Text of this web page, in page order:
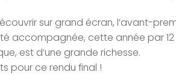
sur grand écran, l’avant-
accompagnée, cette année par
est d’une grande richesse.
pour ce rendu final !